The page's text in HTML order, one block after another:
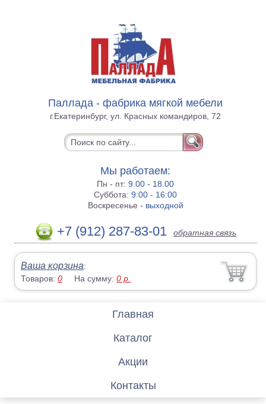
Паллада - фабрика мягкой мебели
г.Екатеринбург, ул. Красных командиров, 72
Мы работаем:
Пн - пт:9.00 - 18.00
Суббота:9:00 - 16:00
Воскресенье - выходной
+7 (912) 287-83-01 обратная связь
Ваша корзина:
Товаров:0 На сумму:0 р.
Главная
Каталог
Акции
Контакты